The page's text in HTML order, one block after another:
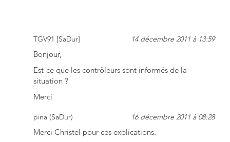
TGV91 [SaDur] 14 décembre 2011 à 13:59
Bonjour,
Est-ce que les contrôleurs sont informés de la
situation ?
Merci
pina (SaDur) 16 décembre 2011 à 08:28
Merci Christel pour ces explications.